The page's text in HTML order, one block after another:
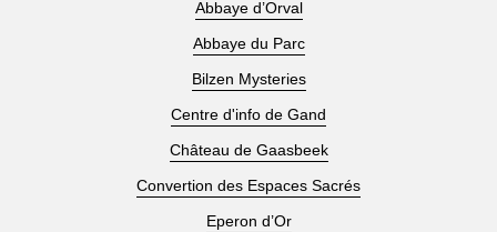
Abbaye d’Orval
Abbaye du Parc
Bilzen Mysteries
Centre d'info de Gand
Château de Gaasbeek
Convertion des Espaces Sacrés
Eperon d’Or